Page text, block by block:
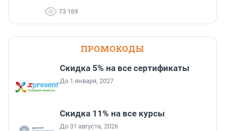
73 169
ПРОМОКОДЫ
Скидка 5% на все сертификаты
До 1 января, 2027
Скидка 11% на все курсы
До 31 августа, 2026